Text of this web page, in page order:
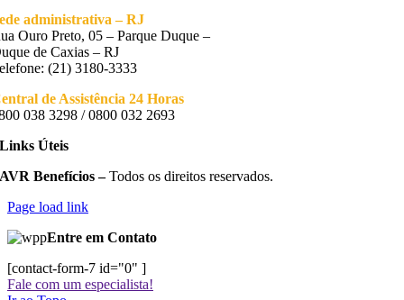
administrativa – RJ
Ouro Preto, 05 – Parque Duque –
de Caxias – RJ
(21) 3180-3333
de Assistência 24 Horas
038 3298 / 0800 032 2693
Links Úteis
AVR Benefícios –Todos os direitos reservados.
Page load link
Entre em Contato
[contact-form-7 id="0" ]
Fale com um especialista!